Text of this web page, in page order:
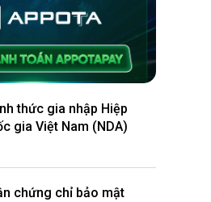
thức gia nhập Hiệp
gia Việt Nam (NDA)
chứng chỉ bảo mật